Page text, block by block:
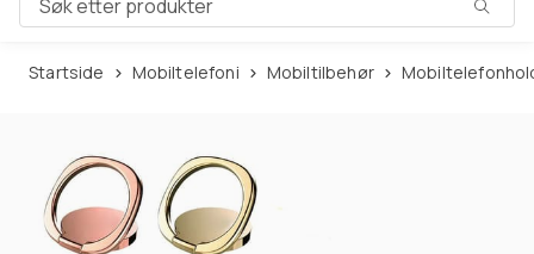
Søk etter produkter
Startside Mobiltelefoni Mobiltilbehør